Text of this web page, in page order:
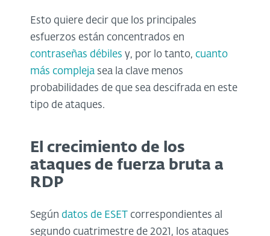
Esto quiere decir que los principales
esfuerzos están concentrados en
contraseñas débiles y, por lo tanto, cuanto
más compleja sea la clave menos
probabilidades de que sea descifrada en este
tipo de ataques.
El crecimiento de los
ataques de fuerza bruta a
RDP
Según datos de ESET correspondientes al
segundo cuatrimestre de 2021, los ataques